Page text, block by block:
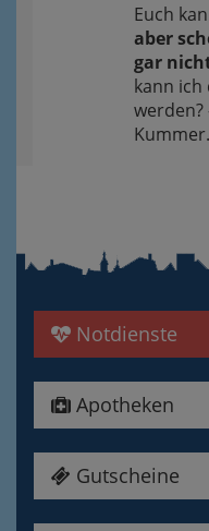
Euch
aber
gar
kann
werden?
Kummer.
Notdienste
Apotheken
Gutscheine